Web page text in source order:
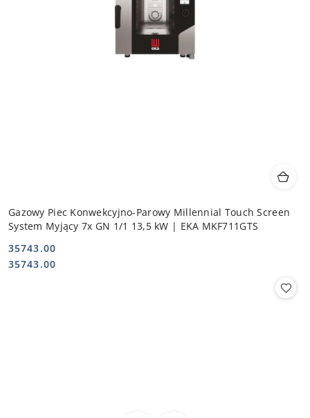
Gazowy Piec Konwekcyjno-Parowy Millennial Touch Screen
System Myjący 7x GN 1/1 13,5 kW | EKA MKF711GTS
Cena:
35743.00
Cena:
35743.00